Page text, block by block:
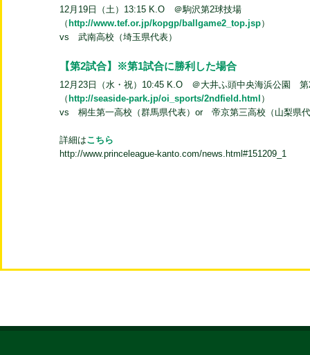
12月19日（土）13:15 K.O ＠駒沢第2球技場
（ http://www.tef.or.jp/kopgp/ballgame2_top.jsp）
vs 武南高校（埼玉県代表）
【第2試合】※第1試合に勝利した場合
12月23日（水・祝）10:45 K.O ＠大井ふ頭中央海浜公園 第
（ http://seaside-park.jp/oi_sports/2ndfield.html ）
vs 桐生第一高校（群馬県代表）or 帝京第三高校（山梨県
詳細はこちら
http://www.princeleague-kanto.com/news.html#151209_1